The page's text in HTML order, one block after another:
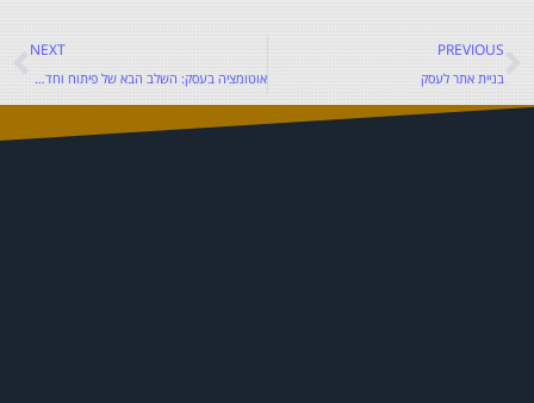
PREVIOUS
בניית אתר לעסק
NEXT
אוטומציה בעסק: השלב הבא של פיתוח וחדשנות